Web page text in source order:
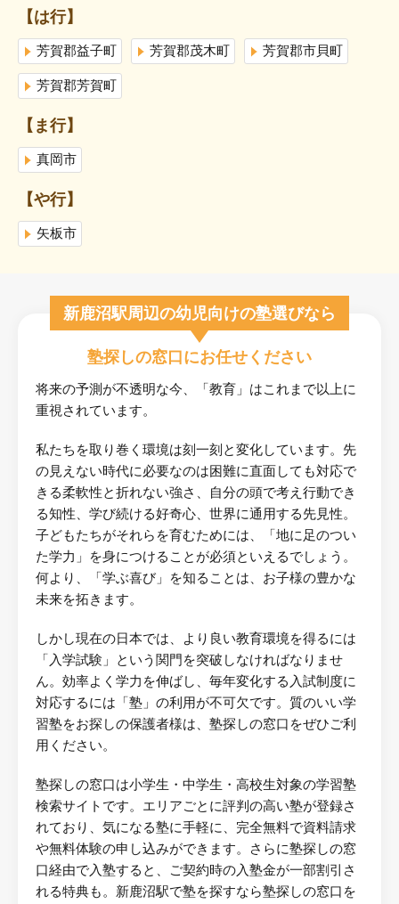
【は行】
芳賀郡益子町 芳賀郡茂木町 芳賀郡市貝町
芳賀郡芳賀町
【ま行】
真岡市
【や行】
矢板市
新鹿沼駅周辺の幼児向けの塾選びなら
塾探しの窓口にお任せください
将来の予測が不透明な今、「教育」はこれまで以上に
重視されています。
私たちを取り巻く環境は刻一刻と変化しています。先
の見えない時代に必要なのは困難に直面しても対応で
きる柔軟性と折れない強さ、自分の頭で考え行動でき
る知性、学び続ける好奇心、世界に通用する先見性。
子どもたちがそれらを育むためには、「地に足のつい
た学力」を身につけることが必須といえるでしょう。
何より、「学ぶ喜び」を知ることは、お子様の豊かな
未来を拓きます。
しかし現在の日本では、より良い教育環境を得るには
「入学試験」という関門を突破しなければなりませ
ん。効率よく学力を伸ばし、毎年変化する入試制度に
対応するには「塾」の利用が不可欠です。質のいい学
習塾をお探しの保護者様は、塾探しの窓口をぜひご利
用ください。
塾探しの窓口は小学生・中学生・高校生対象の学習塾
検索サイトです。エリアごとに評判の高い塾が登録さ
れており、気になる塾に手軽に、完全無料で資料請求
や無料体験の申し込みができます。さらに塾探しの窓
口経由で入塾すると、ご契約時の入塾金が一部割引さ
れる特典も。新鹿沼駅で塾を探すなら塾探しの窓口を